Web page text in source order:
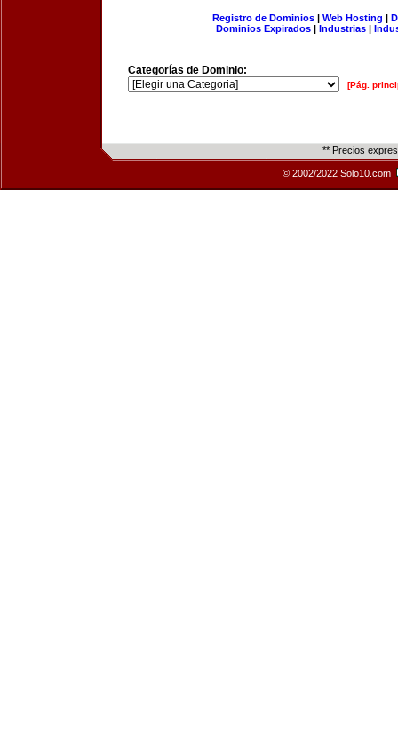
Registro de Dominios| Web Hosting |
Dominios Expirados | Industrias |
Categorías de Dominio:
[Pág.
** Precios
© 2002/2022 Solo10.com